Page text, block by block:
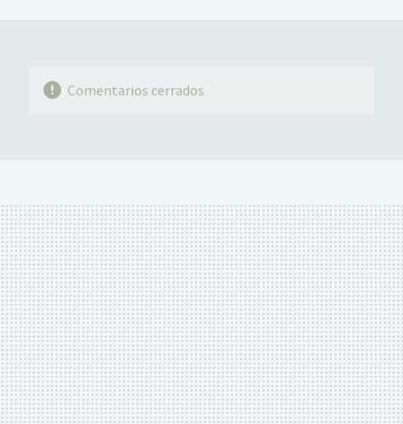
Comentarios cerrados